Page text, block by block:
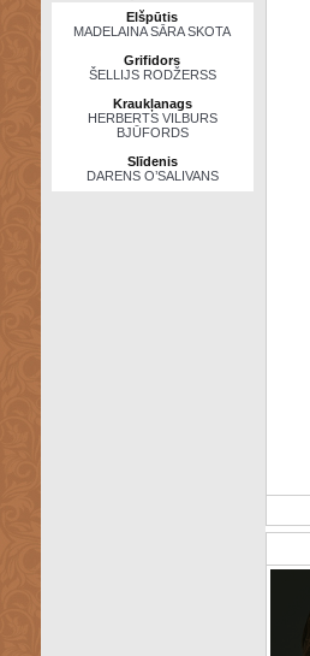
Elšpūtis
MADELAINA SĀRA SKOTA
Grifidors
ŠELLIJS RODŽERSS
Kraukļanags
HERBERTS VILBURS
BJŪFORDS
Slīdenis
DARENS O’SALIVANS